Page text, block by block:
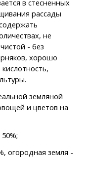
в стесненных
рассады
не
- без
хорошо
земляной
и цветов на
огородная земля -